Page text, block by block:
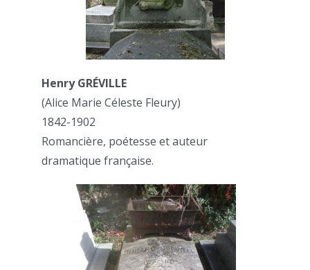
Henry GRÉVILLE
(Alice Marie Céleste Fleury)
1842-1902
Romancière, poétesse et auteur
dramatique française.